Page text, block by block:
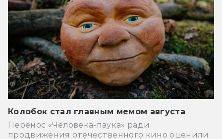
Колобок стал главным мемом августа
Перенос «Человека-паука» ради
продвижения отечественного кино оценили